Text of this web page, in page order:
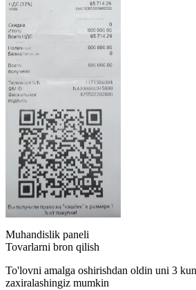
Muhandislik paneli
Tovarlarni bron qilish
To'lovni amalga oshirishdan oldin uni 3
zaxiralashingiz mumkin